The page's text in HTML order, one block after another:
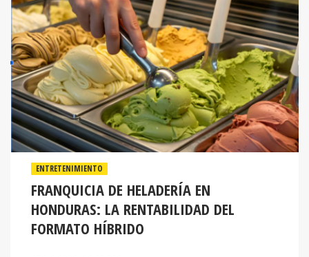
ENTRETENIMIENTO
FRANQUICIA DE HELADERÍA EN
HONDURAS: LA RENTABILIDAD DEL
FORMATO HÍBRIDO